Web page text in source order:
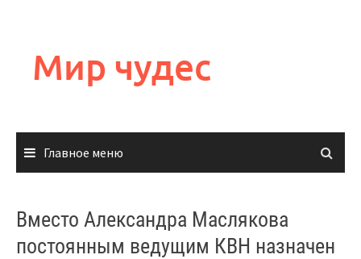
содержимому
Мир чудес
Главное меню
Вместо Александра Маслякова
постоянным ведущим КВН назначен